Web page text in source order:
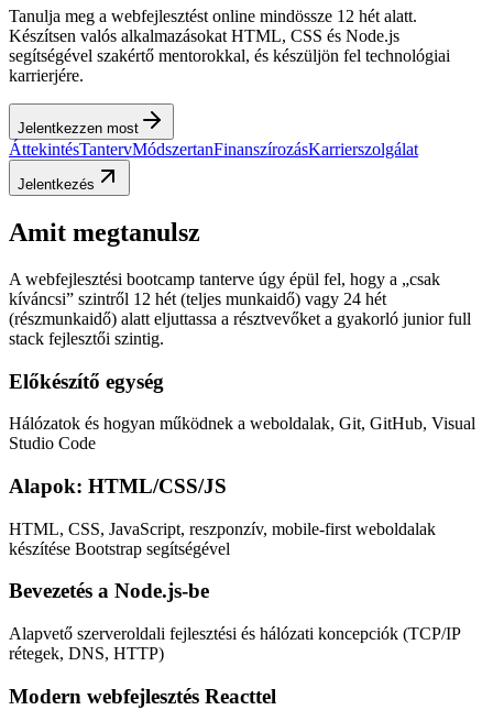
Tanulja meg a webfejlesztést online mindössze 12 hét alatt.
Készítsen valós alkalmazásokat HTML, CSS és Node.js
segítségével szakértő mentorokkal, és készüljön fel technológiai
karrierjére.
Jelentkezzen most
ÁttekintésTantervMódszertanFinanszírozásKarrierszolgálat
Jelentkezés
Amit megtanulsz
A webfejlesztési bootcamp tanterve úgy épül fel, hogy a „csak
kíváncsi” szintről 12 hét (teljes munkaidő) vagy 24 hét
(részmunkaidő) alatt eljuttassa a résztvevőket a gyakorló junior full
stack fejlesztői szintig.
Előkészítő egység
Hálózatok és hogyan működnek a weboldalak, Git, GitHub, Visual
Studio Code
Alapok: HTML/CSS/JS
HTML, CSS, JavaScript, reszponzív, mobile-first weboldalak
készítése Bootstrap segítségével
Bevezetés a Node.js-be
Alapvető szerveroldali fejlesztési és hálózati koncepciók (TCP/IP
rétegek, DNS, HTTP)
Modern webfejlesztés Reacttel